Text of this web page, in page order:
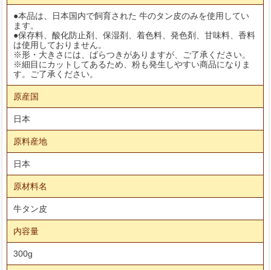
●本品は、日本国内で飼育された 牛のタン皮のみを使用してい
ます。
●保存料、酸化防止剤、保湿剤、着色料、発色剤、甘味料、香料
は使用しておりません。
※形・大きさには、ばらつきがありますが、ご了承ください。
※細目にカットしてあるため、粉も発生しやすい商品になりま
す。ご了承ください。
原産国
日本
原料産地
日本
原材料名
牛タン皮
内容量
300g